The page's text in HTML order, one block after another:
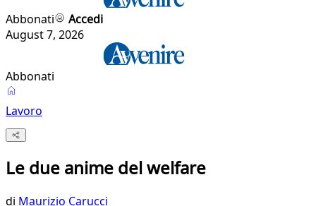
Abbonati
Accedi
August 7, 2026
Abbonati
Lavoro
Le due anime del welfare
di Maurizio Carucci